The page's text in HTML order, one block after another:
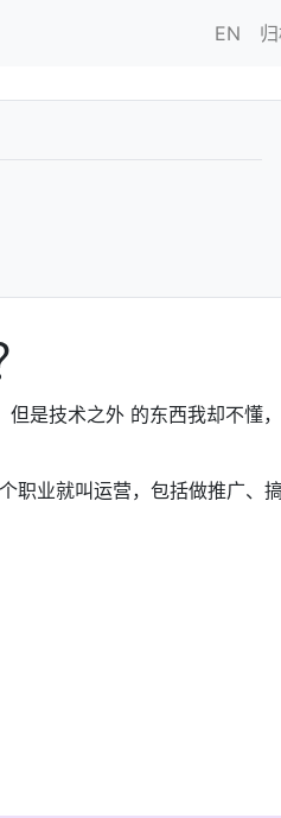
EN
是技术之外 的东西我却不懂，
职业就叫运营，包括做推广、